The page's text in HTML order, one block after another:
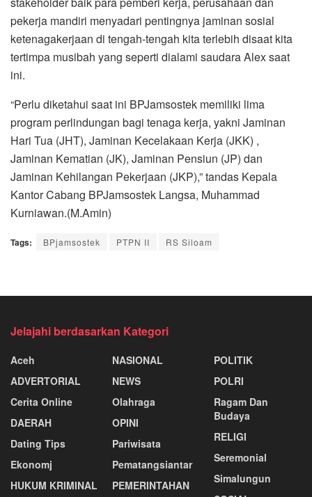
pekerja mandiri menyadari pentingnya jaminan sosial
ketenagakerjaan di tengah-tengah kita terlebih disaat kita
tertimpa musibah yang seperti dialami saudara Alex saat
ini.
“Perlu diketahui saat ini BPJamsostek memiliki lima
program perlindungan bagi tenaga kerja, yakni Jaminan
Hari Tua (JHT), Jaminan Kecelakaan Kerja (JKK) ,
Jaminan Kematian (JK), Jaminan Pensiun (JP) dan
Jaminan Kehilangan Pekerjaan (JKP),” tandas Kepala
Kantor Cabang BPJamsostek Langsa, Muhammad
Kurniawan.(M.Amin)
Tags: BPjamsostek PTPN II RS Siloam
Jelajahi berdasarkan Kategori
Aceh
ADVERTORIAL
Cerita Online
DAERAH
Dating Tips
Ekonomj
HUKUM KRIMINAL
NASIONAL
NEWS
Olahraga
OPINI
Pariwisata
Pematangsiantar
PEMERINTAHAN
POLITIK
POLRI
Ragam Dan
Budaya
RELIGI
Seremonial
Simalungun